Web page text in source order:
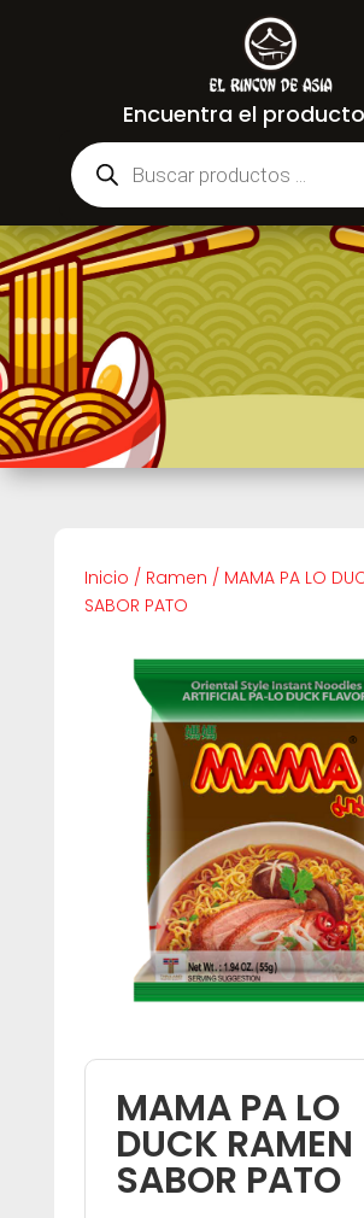
Encuentra el
Búsqueda
de
productos
Inicio / Ramen / MAMA PA LO
SABOR PATO
MAMA PA LO
DUCK RAMEN
SABOR PATO